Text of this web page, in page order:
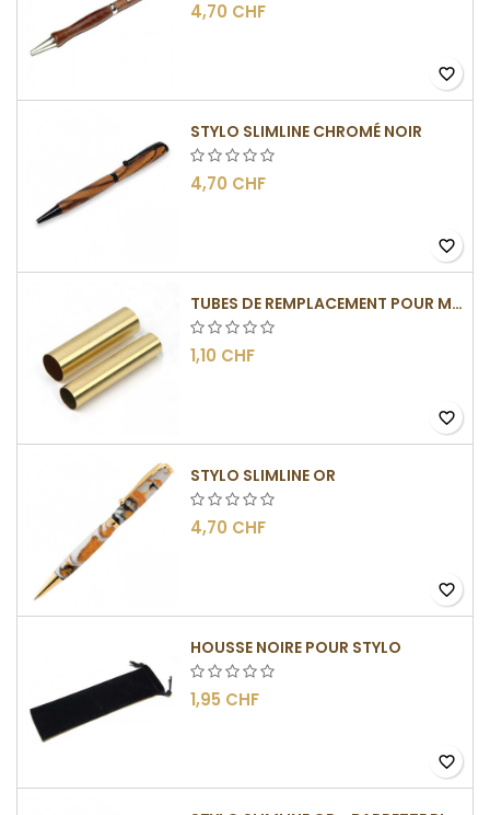
4,70 CHF
favorite_border
STYLO SLIMLINE CHROMÉ NOIR
4,70 CHF
favorite_border
TUBES DE REMPLACEMENT POUR MÉCANISME SLIMLINE
1,10 CHF
favorite_border
STYLO SLIMLINE OR
4,70 CHF
favorite_border
HOUSSE NOIRE POUR STYLO
1,95 CHF
favorite_border